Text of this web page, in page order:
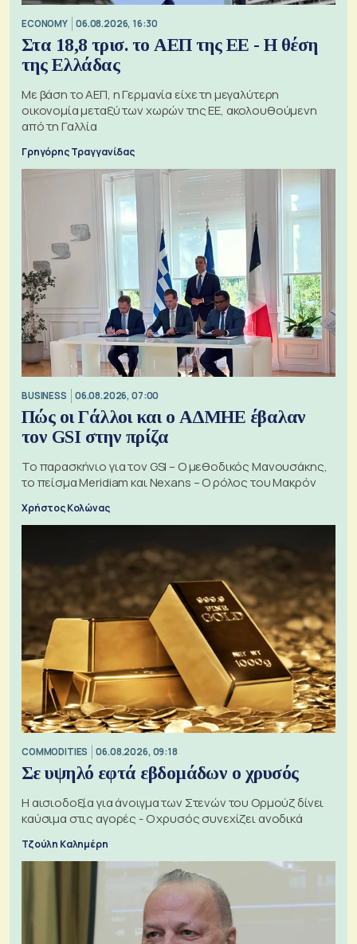
ECONOMY 06.08.2026, 16:30
Στα 18,8 τρισ. το ΑΕΠ της ΕΕ - Η θέση
της Ελλάδας
Με βάση το ΑΕΠ, η Γερμανία είχε τη μεγαλύτερη
οικονομία μεταξύ των χωρών της ΕΕ, ακολουθούμενη
από τη Γαλλία
Γρηγόρης Τραγγανίδας
BUSINESS 06.08.2026, 07:00
Πώς οι Γάλλοι και ο ΑΔΜΗΕ έβαλαν
τον GSI στην πρίζα
Το παρασκήνιο για τον GSI – Ο μεθοδικός Μανουσάκης,
το πείσμα Meridiam και Nexans – Ο ρόλος του Μακρόν
Χρήστος Κολώνας
COMMODITIES 06.08.2026, 09:18
Σε υψηλό εφτά εβδομάδων ο χρυσός
Η αισιοδοξία για άνοιγμα των Στενών του Ορμούζ δίνει
καύσιμα στις αγορές - Ο χρυσός συνεχίζει ανοδικά
Τζούλη Καλημέρη